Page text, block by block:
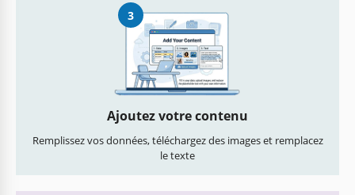
3
Ajoutez votre contenu
Remplissez vos données, téléchargez des images et remplacez
le texte